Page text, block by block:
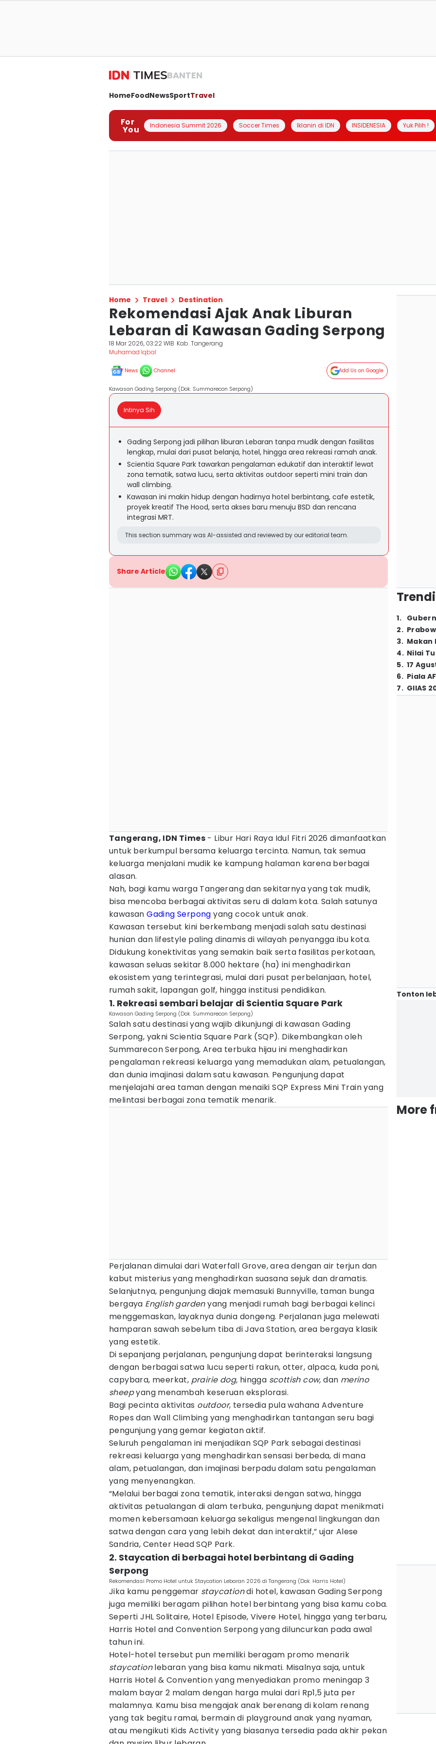
BANTEN
HomeFoodNewsSportTravel
For
You Indonesia Summit 2026 Soccer Times Iklanin di IDN INSIDENESIA Yuk Pilih !
Home Travel Destination
Rekomendasi Ajak Anak Liburan
Lebaran di Kawasan Gading Serpong
18 Mar 2026, 03:22 WIB Kab. Tangerang
Muhamad Iqbal
News Channel Add Us on Google
Kawasan Gading Serpong (Dok. Summarecon Serpong)
Intinya Sih
Gading Serpong jadi pilihan liburan Lebaran tanpa mudik dengan fasilitas
lengkap, mulai dari pusat belanja, hotel, hingga area rekreasi ramah anak.
Scientia Square Park tawarkan pengalaman edukatif dan interaktif lewat
zona tematik, satwa lucu, serta aktivitas outdoor seperti mini train dan
wall climbing.
Kawasan ini makin hidup dengan hadirnya hotel berbintang, cafe estetik,
proyek kreatif The Hood, serta akses baru menuju BSD dan rencana
integrasi MRT.
This section summary was AI-assisted and reviewed by our editorial team.
Share Article
Tangerang, IDN Times - Libur Hari Raya Idul Fitri 2026 dimanfaatkan
untuk berkumpul bersama keluarga tercinta. Namun, tak semua
keluarga menjalani mudik ke kampung halaman karena berbagai
alasan.
Nah, bagi kamu warga Tangerang dan sekitarnya yang tak mudik,
bisa mencoba berbagai aktivitas seru di dalam kota. Salah satunya
kawasanGading Serpong yang cocok untuk anak.
Kawasan tersebut kini berkembang menjadi salah satu destinasi
hunian dan lifestyle paling dinamis di wilayah penyangga ibu kota.
Didukung konektivitas yang semakin baik serta fasilitas perkotaan,
kawasan seluas sekitar 8.000 hektare (ha) ini menghadirkan
ekosistem yang terintegrasi, mulai dari pusat perbelanjaan, hotel,
rumah sakit, lapangan golf, hingga institusi pendidikan.
1. Rekreasi sembari belajar di Scientia Square Park
Kawasan Gading Serpong (Dok. Summarecon Serpong)
Salah satu destinasi yang wajib dikunjungi di kawasan Gading
Serpong, yakni Scientia Square Park (SQP). Dikembangkan oleh
Summarecon Serpong, Area terbuka hijau ini menghadirkan
pengalaman rekreasi keluarga yang memadukan alam, petualangan,
dan dunia imajinasi dalam satu kawasan. Pengunjung dapat
menjelajahi area taman dengan menaiki SQP Express Mini Train yang
melintasi berbagai zona tematik menarik.
Perjalanan dimulai dari Waterfall Grove, area dengan air terjun dan
kabut misterius yang menghadirkan suasana sejuk dan dramatis.
Selanjutnya, pengunjung diajak memasuki Bunnyville, taman bunga
bergaya English gardenyang menjadi rumah bagi berbagai kelinci
menggemaskan, layaknya dunia dongeng. Perjalanan juga melewati
hamparan sawah sebelum tiba di Java Station, area bergaya klasik
yang estetik.
Di sepanjang perjalanan, pengunjung dapat berinteraksi langsung
dengan berbagai satwa lucu seperti rakun, otter, alpaca, kuda poni,
capybara, meerkat, prairie dog, hingga scottish cow, dan merino
sheepyang menambah keseruan eksplorasi.
Bagi pecinta aktivitas outdoor, tersedia pula wahana Adventure
Ropes dan Wall Climbing yang menghadirkan tantangan seru bagi
pengunjung yang gemar kegiatan aktif.
Seluruh pengalaman ini menjadikan SQP Park sebagai destinasi
rekreasi keluarga yang menghadirkan sensasi berbeda, di mana
alam, petualangan, dan imajinasi berpadu dalam satu pengalaman
yang menyenangkan.
“Melalui berbagai zona tematik, interaksi dengan satwa, hingga
aktivitas petualangan di alam terbuka, pengunjung dapat menikmati
momen kebersamaan keluarga sekaligus mengenal lingkungan dan
satwa dengan cara yang lebih dekat dan interaktif,” ujar Alese
Sandria, Center Head SQP Park.
2. Staycation di berbagai hotel berbintang di Gading
Serpong
Rekomendasi Promo Hotel untuk Staycation Lebaran 2026 di Tangerang (Dok. Harris Hotel)
Jika kamu penggemar staycationdi hotel, kawasan Gading Serpong
juga memiliki beragam pilihan hotel berbintang yang bisa kamu coba.
Seperti JHL Solitaire, Hotel Episode, Vivere Hotel, hingga yang terbaru,
Harris Hotel and Convention Serpong yang diluncurkan pada awal
tahun ini.
Hotel-hotel tersebut pun memiliki beragam promo menarik
staycationlebaran yang bisa kamu nikmati. Misalnya saja, untuk
Harris Hotel & Convention yang menyediakan promo meningap 3
malam bayar 2 malam dengan harga mulai dari Rp1,5 juta per
malamnya. Kamu bisa mengajak anak berenang di kolam renang
yang tak begitu ramai, bermain di playground anak yang nyaman,
atau mengikuti Kids Activity yang biasanya tersedia pada akhir pekan
1.
2.
3. Makan
4. Nilai
5. 17
6. Piala
7. GIIAS
Tonton
More